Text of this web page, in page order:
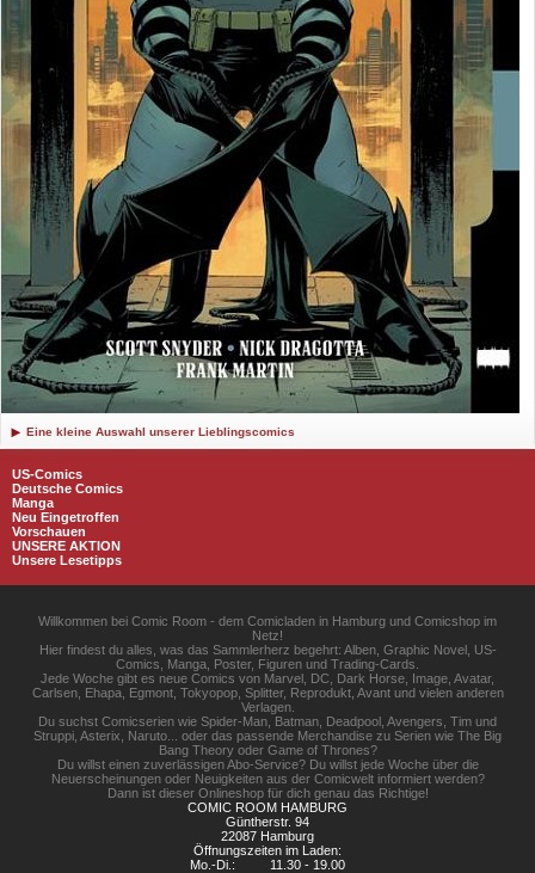
Eine kleine Auswahl unserer Lieblingscomics
US-Comics
Deutsche Comics
Manga
Neu Eingetroffen
Vorschauen
UNSERE AKTION
Unsere Lesetipps
Willkommen bei Comic Room - dem Comicladen in Hamburg und Comicshop im
Netz!
Hier findest du alles, was das Sammlerherz begehrt: Alben, Graphic Novel, US-
Comics, Manga, Poster, Figuren und Trading-Cards.
Jede Woche gibt es neue Comics von Marvel, DC, Dark Horse, Image, Avatar,
Carlsen, Ehapa, Egmont, Tokyopop, Splitter, Reprodukt, Avant und vielen anderen
Verlagen.
Du suchst Comicserien wie Spider-Man, Batman, Deadpool, Avengers, Tim und
Struppi, Asterix, Naruto... oder das passende Merchandise zu Serien wie The Big
Bang Theory oder Game of Thrones?
Du willst einen zuverlässigen Abo-Service? Du willst jede Woche über die
Neuerscheinungen oder Neuigkeiten aus der Comicwelt informiert werden?
Dann ist dieser Onlineshop für dich genau das Richtige!
COMIC ROOM HAMBURG
Güntherstr. 94
22087 Hamburg
Öffnungszeiten im Laden:
Mo.-Di.:
11.30 - 19.00